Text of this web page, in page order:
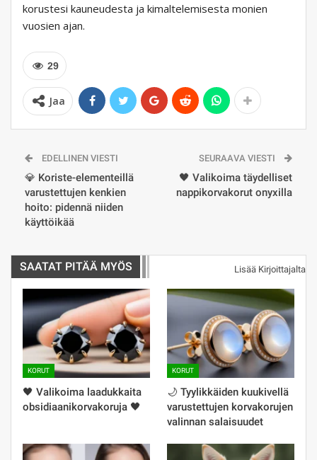
korustesi kauneudesta ja kimaltelemisesta monien
vuosien ajan.
29
Jaa
EDELLINEN VIESTI
💎 Koriste-elementeillä
varustettujen kenkien
hoito: pidennä niiden
käyttöikää
SEURAAVA VIESTI
🖤️ Valikoima täydelliset
nappikorvakorut onyxilla
SAATAT PITÄÄ MYÖS Lisää Kirjoittajalta
KORUT
🖤️ Valikoima laadukkaita
obsidiaanikorvakoruja 🖤
KORUT
🌙 Tyylikkäiden kuukivellä
varustettujen korvakorujen
valinnan salaisuudet